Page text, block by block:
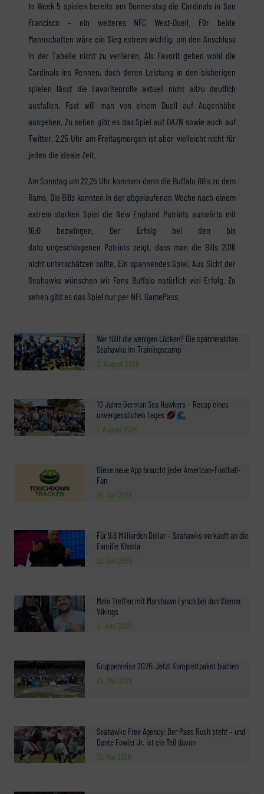
Wer füllt die wenigen Lücken? Die spannendsten
Seahawks im Trainingscamp
3. August 2026
10 Jahre German Sea Hawkers – Recap eines
unvergesslichen Tages
1. August 2026
Diese neue App braucht jeder American-Football-
Fan
16. Juli 2026
Für 9,6 Milliarden Dollar – Seahawks verkauft an die
Familie Khosla
12. Juli 2026
Mein Treffen mit Marshawn Lynch bei den Vienna
Vikings
3. Juni 2026
Gruppenreise 2026: Jetzt Komplettpaket buchen
25. Mai 2026
Seahawks Free Agency: Der Pass Rush steht – und
Dante Fowler Jr. ist ein Teil davon
10. Mai 2026
In Week 5 spielen bereits am Donnerstag die Cardinals in San
Francisco – ein weiteres NFC West-Duell. Für beide
Mannschaften wäre ein Sieg extrem wichtig, um den Anschluss
in der Tabelle nicht zu verlieren. Als Favorit gehen wohl die
Cardinals ins Rennen, doch deren Leistung in den bisherigen
spielen lässt die Favoritenrolle aktuell nicht allzu deutlich
ausfallen. Fast will man von einem Duell auf Augenhöhe
ausgehen. Zu sehen gibt es das Spiel auf DAZN sowie auch auf
Twitter. 2.25 Uhr am Freitagmorgen ist aber vielleicht nicht für
jeden die ideale Zeit.
Am Sonntag um 22.25 Uhr kommen dann die Buffalo Bills zu dem
Rams. Die Bills konnten in der abgelaufenen Woche nach einem
extrem starken Spiel die New England Patriots auswärts mit
16:0 bezwingen. Der Erfolg bei den bis
dato ungeschlagenen Patriots zeigt, dass man die Bills 2016
nicht unterschätzen sollte. Ein spannendes Spiel. Aus Sicht der
Seahawks wünschen wir Fans Buffalo natürlich viel Erfolg. Zu
sehen gibt es das Spiel nur per NFL GamePass.